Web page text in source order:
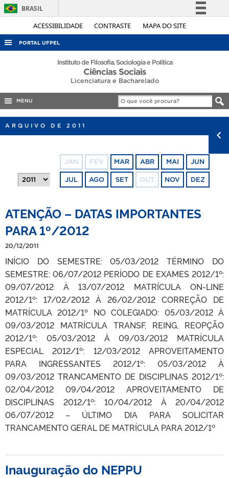
ACESSIBILIDADE CONTRASTE MAPA DO SITE
BRASIL
Simplifique!
Acesso à informação
Canais
PORTAL UFPEL
ACESSO À INFORMAÇÃO
PORTARIAS
Instituto de Filosofia, Sociologia e Política
Ciências Sociais
Licenciatura e Bacharelado
MENU
ARQUIVO DE 2011
JAN FEV MAR ABR MAI JUN
JUL AGO SET OUT NOV DEZ
ATENÇÃO – DATAS IMPORTANTES
PARA 1º/2012
20/12/2011
INÍCIO DO SEMESTRE: 05/03/2012 TÉRMINO DO
SEMESTRE: 06/07/2012 PERÍODO DE EXAMES 2012/1º:
09/07/2012 À 13/07/2012 MATRÍCULA ON-LINE
2012/1º: 17/02/2012 À 26/02/2012 CORREÇÃO DE
MATRÍCULA 2012/1º NO COLEGIADO: 05/03/2012 À
09/03/2012 MATRÍCULA TRANSF, REING, REOPÇÃO
2012/1º: 05/03/2012 À 09/03/2012 MATRÍCULA
ESPECIAL 2012/1º: 12/03/2012 APROVEITAMENTO
PARA INGRESSANTES 2012/1º: 05/03/2012 À
09/03/2012 TRANCAMENTO DE DISCIPLINAS 2012/1º:
02/04/2012 09/04/2012 APROVEITAMENTO DE
DISCIPLINAS 2012/1º: 10/04/2012 À 20/04/2012
06/07/2012 – ÚLTIMO DIA PARA SOLICITAR
TRANCAMENTO GERAL DE MATRÍCULA PARA 2012/1º
Inauguração do NEPPU